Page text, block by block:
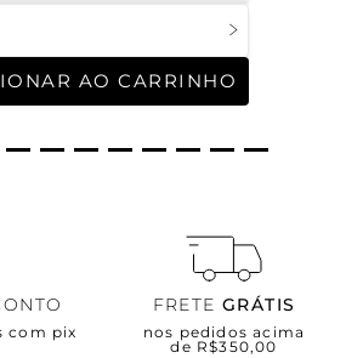
AO CARRINHO
com pix
FRETE GRÁTIS
nos pedidos acima
de R$350,00